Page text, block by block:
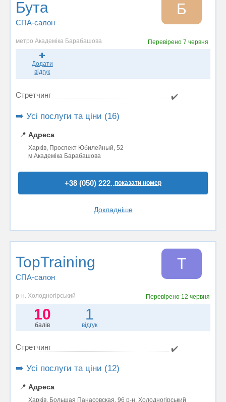
Бута
СПА-салон
Б
метро Академіка Барабашова Перевірено 7 червня
Додати
відгук
Стретчинг ✔️
➡️ Усі послуги та ціни (16)
📍 Адреса
Харків, Проспект Юбилейный, 52
м.Академіка Барабашова
+38 (050) 222..показати номер
Докладніше
TopTraining
СПА-салон
T
р-н. Холодногірський Перевірено 12 червня
10
балів
1
відгук
Стретчинг ✔️
➡️ Усі послуги та ціни (12)
📍 Адреса
Харків, Большая Панасовская, 96 р-н. Холодногірський